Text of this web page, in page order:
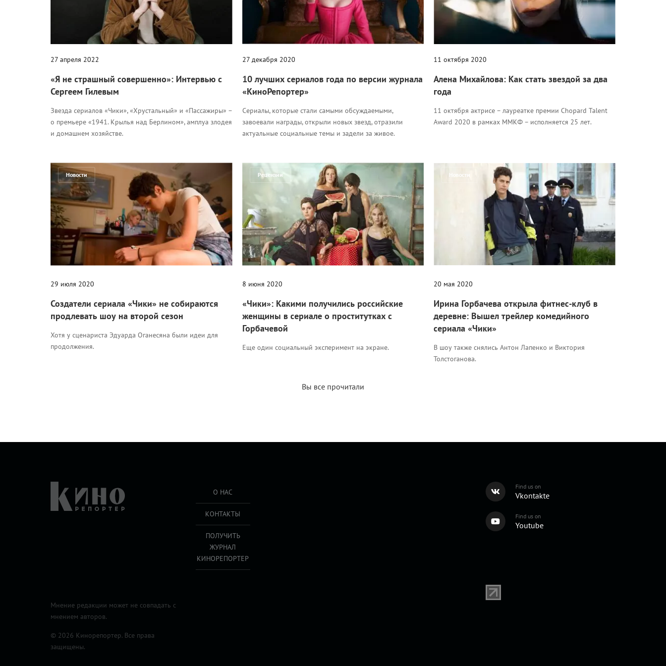
27 апреля 2022
«Я не страшный совершенно»: Интервью с
Сергеем Гилевым
Звезда сериалов «Чики», «Хрустальный» и «Пассажиры» –
о премьере «1941. Крылья над Берлином», амплуа злодея
и домашнем хозяйстве.
27 декабря 2020
10 лучших сериалов года по версии журнала
«КиноРепортер»
Сериалы, которые стали самыми обсуждаемыми,
завоевали награды, открыли новых звезд, отразили
актуальные социальные темы и задели за живое.
11 октября 2020
Алена Михайлова: Как стать звездой за два
года
11 октября актрисе – лауреатке премии Chopard Talent
Award 2020 в рамках ММКФ – исполняется 25 лет.
Новости
29 июля 2020
Создатели сериала «Чики» не собираются
продлевать шоу на второй сезон
Хотя у сценариста Эдуарда Оганесяна были идеи для
продолжения.
Рецензии
8 июня 2020
«Чики»: Какими получились российские
женщины в сериале о проститутках с
Горбачевой
Еще один социальный эксперимент на экране.
Новости
20 мая 2020
Ирина Горбачева открыла фитнес-клуб в
деревне: Вышел трейлер комедийного
сериала «Чики»
В шоу также снялись Антон Лапенко и Виктория
Толстоганова.
Вы все прочитали
О НАС
КОНТАКТЫ
ПОЛУЧИТЬ
ЖУРНАЛ
КИНОРЕПОРТЕР
Find us on
Vkontakte
Find us on
Youtube
Мнение редакции может не совпадать с
мнением авторов.
© 2026 Кинорепортер. Все права
защищены.